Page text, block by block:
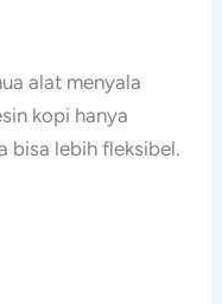
alat menyala
kopi hanya
bisa lebih fleksibel.